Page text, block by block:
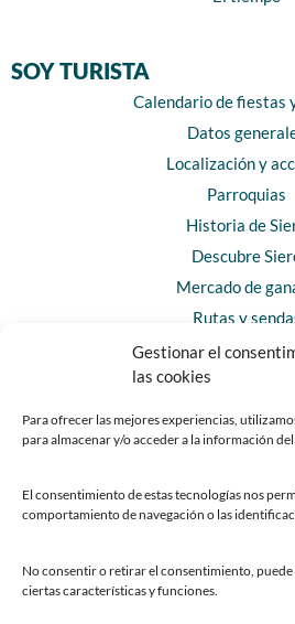
Gestionar el
las cookies
Para ofrecer las mejores experiencias,
para almacenar y/o acceder a la información
El consentimiento de estas tecnologías nos
comportamiento de navegación o las
No consentir o retirar el consentimiento,
ciertas características y funciones.
SOY TURISTA
Calendario de fiestas
Datos
Localización y
Parroquias
Historia de
Descubre
Mercado de
Rutas y
Horarios y
Teléfonos de
Chatbot
SEDES ELECTRÓNICAS
Sede del Ayuntamiento